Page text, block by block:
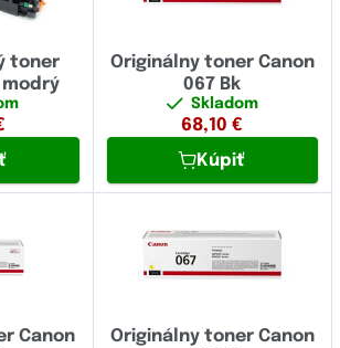
toner
modrý
Originálny toner Canon
067 Bk
Skladom
68,10 €
Kúpiť
Canon
Originálny toner Canon